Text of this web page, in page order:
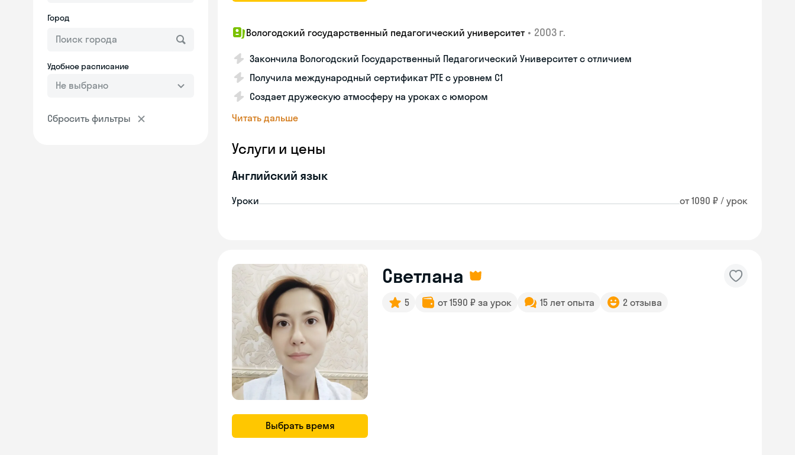
Город
Удобное расписание
Не выбрано
Сбросить фильтры
Вологодский государственный педагогический университет • 2003 г.
Закончила Вологодский Государственный Педагогический Университет с отличием
Получила международный сертификат PTE с уровнем C1
Создает дружескую атмосферу на уроках с юмором
Читать дальше
Услуги и цены
Английский язык
Уроки от 1090 ₽ / урок
Выбрать время
Светлана
5 от 1590 ₽ за урок 15 лет опыта 2 отзыва